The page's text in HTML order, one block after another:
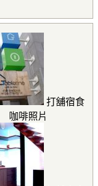
打舖宿食
咖啡照片